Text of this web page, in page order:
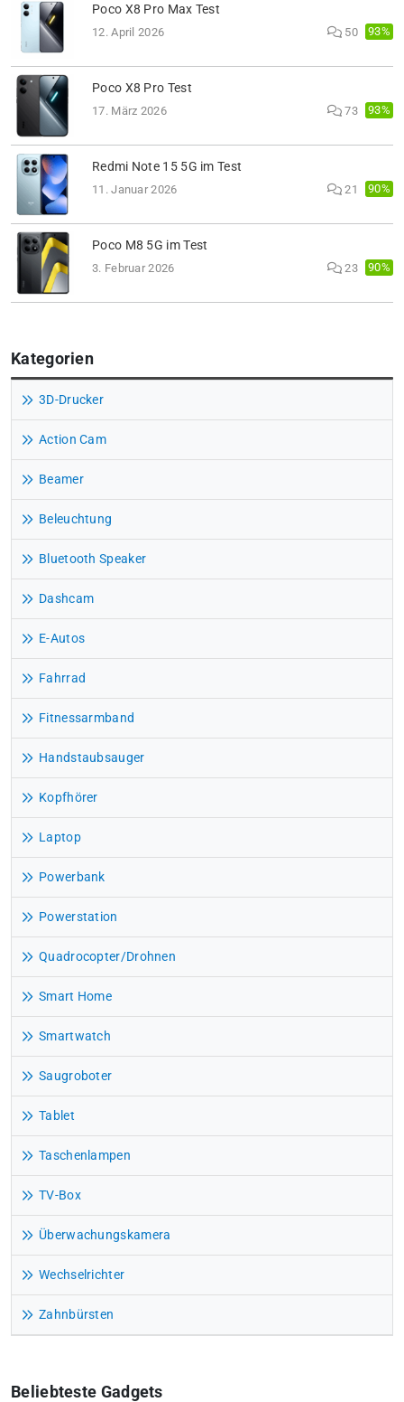
Poco X8 Pro Max Test
12. April 2026 50 93%
Poco X8 Pro Test
17. März 2026 73 93%
Redmi Note 15 5G im Test
11. Januar 2026 21 90%
Poco M8 5G im Test
3. Februar 2026 23 90%
Kategorien
3D-Drucker
Action Cam
Beamer
Beleuchtung
Bluetooth Speaker
Dashcam
E-Autos
Fahrrad
Fitnessarmband
Handstaubsauger
Kopfhörer
Laptop
Powerbank
Powerstation
Quadrocopter/Drohnen
Smart Home
Smartwatch
Saugroboter
Tablet
Taschenlampen
TV-Box
Überwachungskamera
Wechselrichter
Zahnbürsten
Beliebteste Gadgets